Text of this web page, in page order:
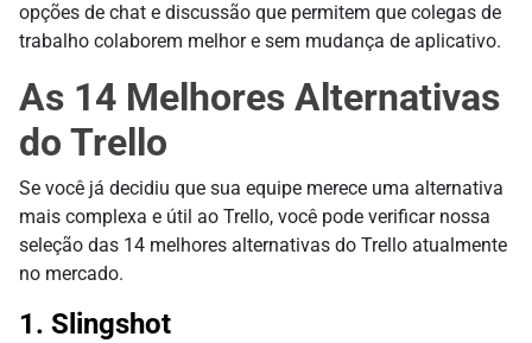
opções de chat e discussão que permitem que colegas de
trabalho colaborem melhor e sem mudança de aplicativo.
As 14 Melhores Alternativas
do Trello
Se você já decidiu que sua equipe merece uma alternativa
mais complexa e útil ao Trello, você pode verificar nossa
seleção das 14 melhores alternativas do Trello atualmente
no mercado.
1. Slingshot